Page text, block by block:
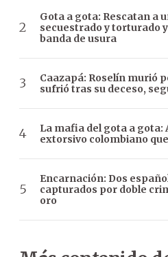
Gota a gota: Rescatan a
secuestrado y torturado
banda de usura
Caazapá: Roselín murió
sufrió tras su deceso,
La mafia del gota a gota:
extorsivo colombiano
Encarnación: Dos
capturados por doble
oro